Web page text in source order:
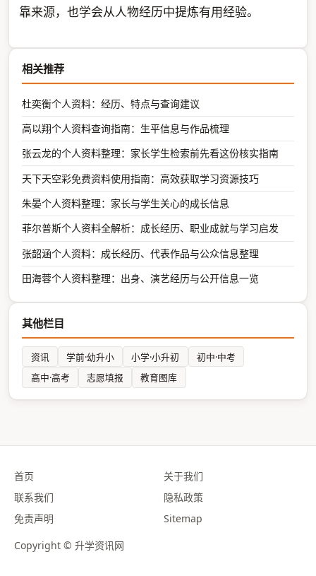
靠来源，也学会从人物经历中提炼有用经验。
相关推荐
杜奕衡个人资料：经历、特点与查询建议
高以翔个人资料查询指南：生平信息与作品梳理
张云龙的个人资料整理：家长学生检索前先看这份核实指南
天下天空彩免费资料使用指南：高效获取学习资源技巧
朱晏个人资料整理：家长与学生关心的成长信息
菲尔普斯个人资料全解析：成长经历、职业成就与学习启发
张韶涵个人资料：成长经历、代表作品与公众信息整理
田海蓉个人资料整理：出身、演艺经历与公开信息一览
其他栏目
资讯 学前·幼升小 小学·小升初
初中·中考
高中·高考
志愿填报 教育图库
首页
关于我们
联系我们
隐私政策
免责声明
Sitemap
Copyright © 升学资讯网